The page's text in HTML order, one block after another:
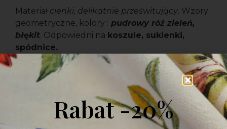
Materiał cienki, delikatnie prześwitujący. Wzory
geometryczne, kolory : pudrowy róż zieleń,
błękit. Odpowiedni na koszule, sukienki,
spódnice.
219.00 za metr bieżący
Brak w magazynie
Rabat -20%